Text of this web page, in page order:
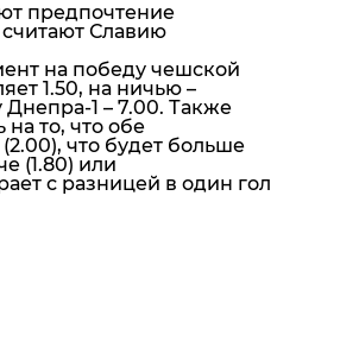
предпочтение
Славию
на победу чешской
1.50, на ничью –
1 – 7.00. Также
то, что обе
что будет больше
(1.80) или
с разницей в один гол